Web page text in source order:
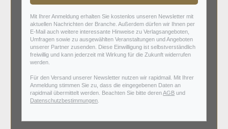
Mit Ihrer Anmeldung erhalten Sie kostenlos unseren Newsletter mit
aktuellen Nachrichten der Branche. Außerdem dürfen wir Ihnen per
E-Mail auch weitere interessante Hinweise zu Verlagsangeboten,
Umfragen sowie zu ausgewählten Veranstaltungen und Angeboten
unserer Partner zusenden. Diese Einwilligung ist selbstverständlich
freiwillig und kann jederzeit mit Wirkung für die Zukunft widerrufen
werden.
Für den Versand unserer Newsletter nutzen wir rapidmail. Mit Ihrer
Anmeldung stimmen Sie zu, dass die eingegebenen Daten an
rapidmail übermittelt werden. Beachten Sie bitte derenAGB und
Datenschutzbestimmungen